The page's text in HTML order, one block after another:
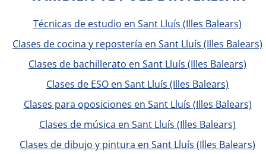
Técnicas de estudio en Sant Lluís (Illes Balears)
Clases de cocina y repostería en Sant Lluís (Illes Balears)
Clases de bachillerato en Sant Lluís (Illes Balears)
Clases de ESO en Sant Lluís (Illes Balears)
Clases para oposiciones en Sant Lluís (Illes Balears)
Clases de música en Sant Lluís (Illes Balears)
Clases de dibujo y pintura en Sant Lluís (Illes Balears)